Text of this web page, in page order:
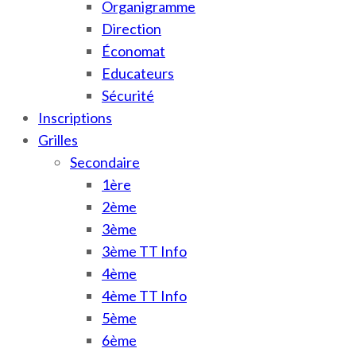
Organigramme
Direction
Économat
Educateurs
Sécurité
Inscriptions
Grilles
Secondaire
1ère
2ème
3ème
3ème TT Info
4ème
4ème TT Info
5ème
6ème